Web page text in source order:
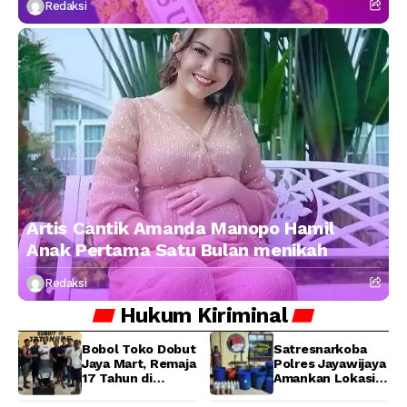
Redaksi
Artis Cantik Amanda Manopo Hamil
Anak Pertama Satu Bulan menikah
Redaksi
Hukum Kiriminal
Bobol Toko Dobut
Jaya Mart, Remaja
17 Tahun di
Satresnarkoba
Polres Jayawijaya
Amankan Lokasi